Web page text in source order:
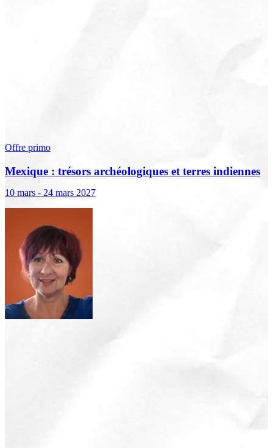
Offre primo
Mexique : trésors archéologiques et terres indiennes
10 mars - 24 mars 2027